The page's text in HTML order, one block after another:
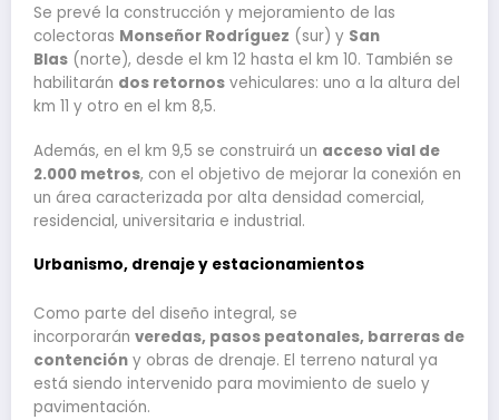
Se prevé la construcción y mejoramiento de las
colectoras Monseñor Rodríguez (sur) y San
Blas (norte), desde el km 12 hasta el km 10. También se
habilitarán dos retornos vehiculares: uno a la altura del
km 11 y otro en el km 8,5.
Además, en el km 9,5 se construirá un acceso vial de
2.000 metros, con el objetivo de mejorar la conexión en
un área caracterizada por alta densidad comercial,
residencial, universitaria e industrial.
Urbanismo, drenaje y estacionamientos
Como parte del diseño integral, se
incorporarán veredas, pasos peatonales, barreras de
contención y obras de drenaje. El terreno natural ya
está siendo intervenido para movimiento de suelo y
pavimentación.